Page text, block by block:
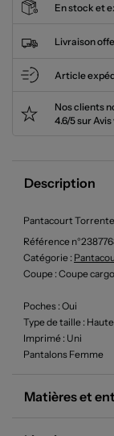
En stock et
Livraison
Article
Nos clients
4.6/5 sur
Description
Pantacourt
Référence
Catégorie :
Coupe : Coupe cargo
Poches : Oui
Type de taille : Haute
Imprimé : Uni
Pantalons Femme
Matières et